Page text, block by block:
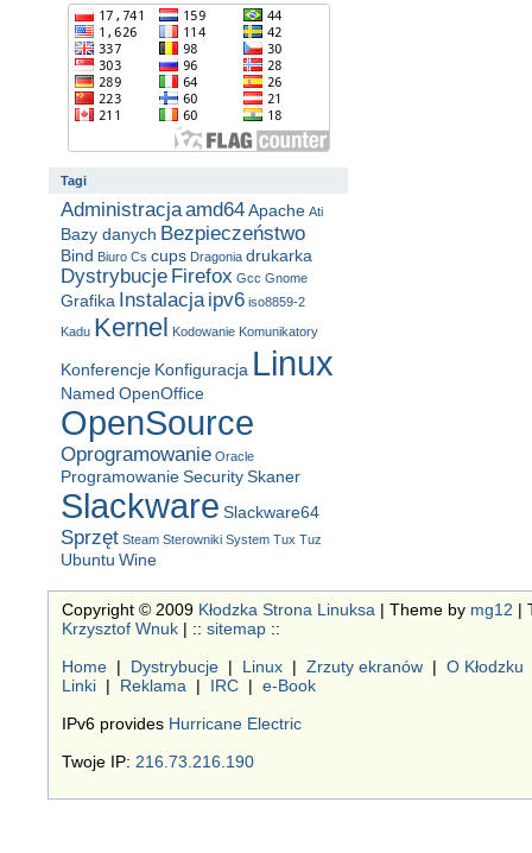
Tagi
Administracjaamd64Apache Ati
Bazy danych Bezpieczeństwo
Bind Biuro Cs cups Dragonia drukarka
Dystrybucje Firefox Gcc Gnome
Grafika Instalacja ipv6 iso8859-2
Kadu Kernel Kodowanie Komunikatory
Konferencje Konfiguracja Linux
Named OpenOffice
OpenSource
Oprogramowanie Oracle
ProgramowanieSecuritySkaner
Slackware Slackware64
Sprzęt Steam Sterowniki System Tux Tuz
Ubuntu Wine
Copyright © 2009 Kłodzka Strona Linuksa | Theme by mg12 |
Krzysztof Wnuk | :: sitemap ::
Home | Dystrybucje | Linux | Zrzuty ekranów | O Kłodzku
Linki | Reklama | IRC | e-Book
IPv6 provides Hurricane Electric
Twoje IP: 216.73.216.190